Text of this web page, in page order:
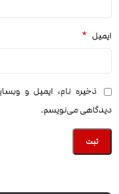
ایمیل *
ذخیره نام، ایمیل و
دیدگاهی می‌نویسم.